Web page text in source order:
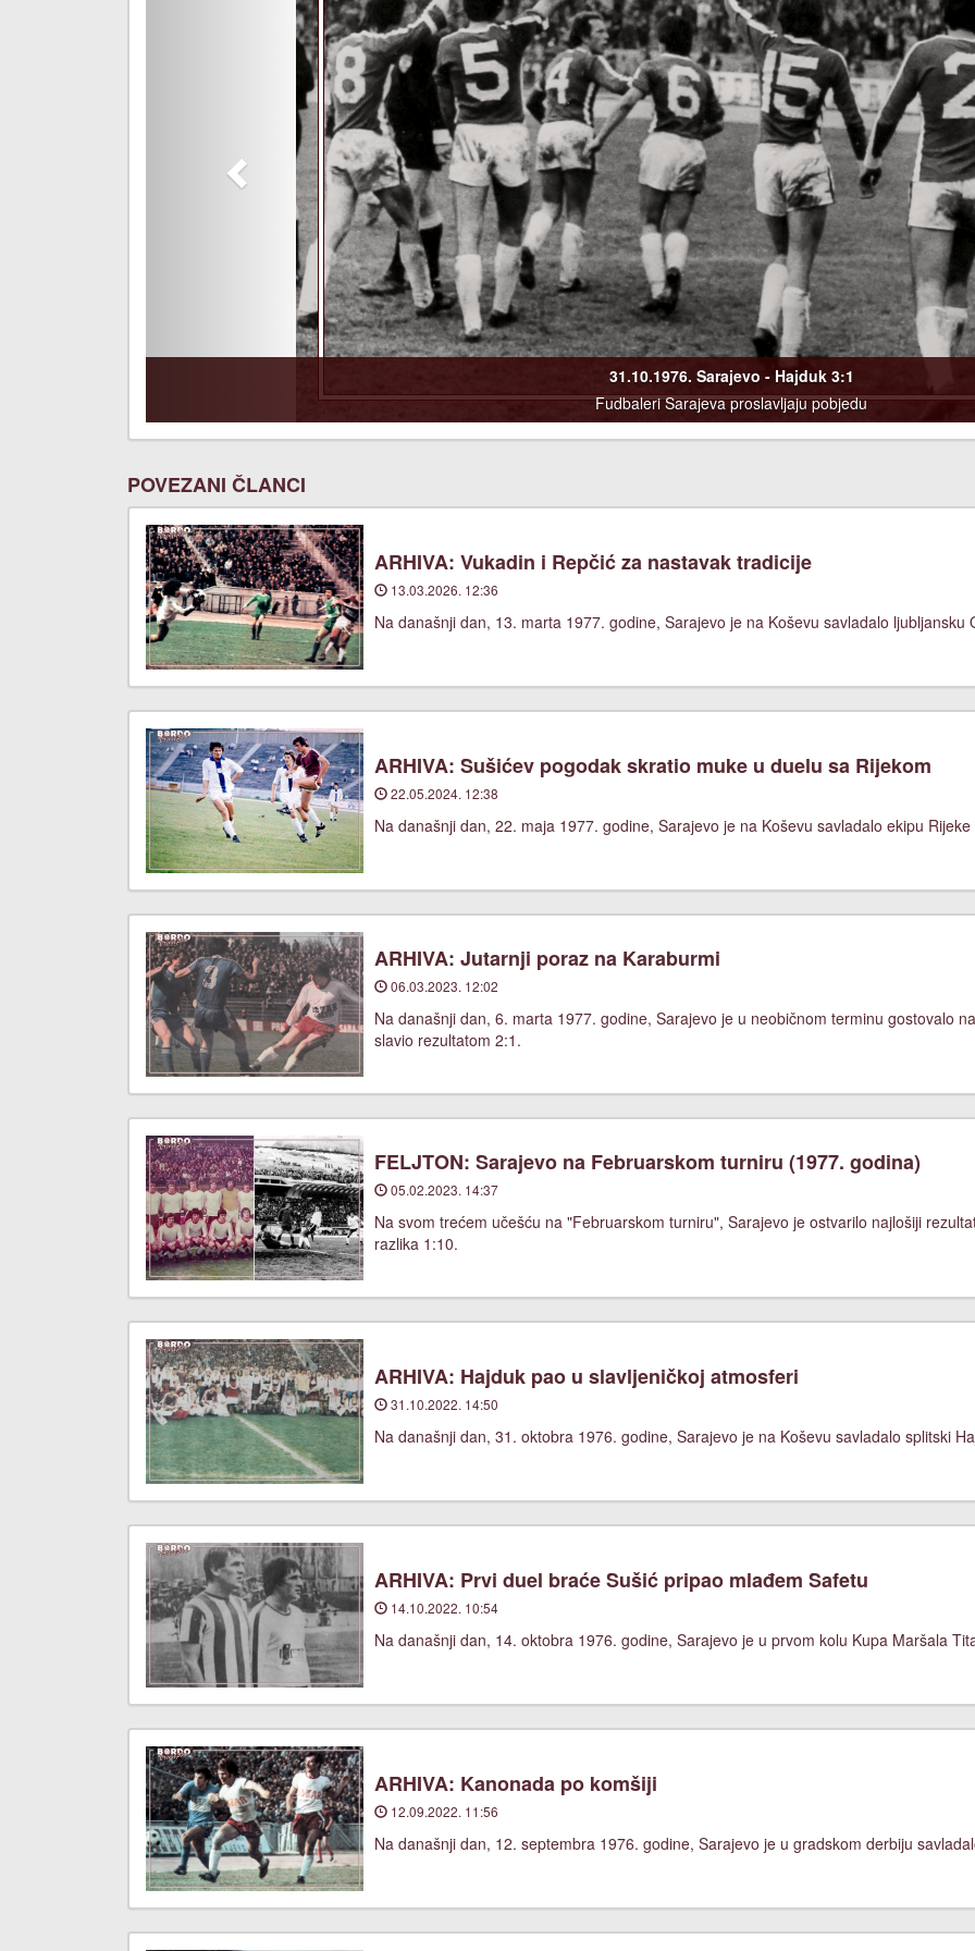
31.10.1976. Sarajevo - Hajduk 3:1
Fudbaleri Sarajeva proslavljaju pobjedu
POVEZANI ČLANCI
ARHIVA: Vukadin i Repčić za nastavak tradicije
13.03.2026. 12:36
Na današnji dan, 13. marta 1977. godine, Sarajevo je na Koševu savladalo ljubljansku
ARHIVA: Sušićev pogodak skratio muke u duelu sa Rijekom
22.05.2024. 12:38
Na današnji dan, 22. maja 1977. godine, Sarajevo je na Koševu savladalo ekipu
ARHIVA: Jutarnji poraz na Karaburmi
06.03.2023. 12:02
Na današnji dan, 6. marta 1977. godine, Sarajevo je u neobičnom terminu gostovalo
slavio rezultatom 2:1.
FELJTON: Sarajevo na Februarskom turniru (1977. godina)
05.02.2023. 14:37
Na svom trećem učešću na "Februarskom turniru", Sarajevo je ostvarilo najlošiji
razlika 1:10.
ARHIVA: Hajduk pao u slavljeničkoj atmosferi
31.10.2022. 14:50
Na današnji dan, 31. oktobra 1976. godine, Sarajevo je na Koševu savladalo splitski
ARHIVA: Prvi duel braće Sušić pripao mlađem Safetu
14.10.2022. 10:54
Na današnji dan, 14. oktobra 1976. godine, Sarajevo je u prvom kolu Kupa Maršala
ARHIVA: Kanonada po komšiji
12.09.2022. 11:56
Na današnji dan, 12. septembra 1976. godine, Sarajevo je u gradskom derbiju